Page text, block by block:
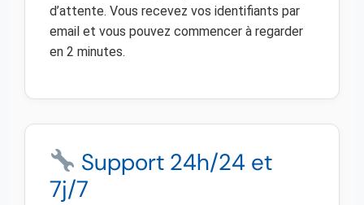
d’attente. Vous recevez vos identifiants par
email et vous pouvez commencer à regarder
en 2 minutes.
Support 24h/24 et
7j/7